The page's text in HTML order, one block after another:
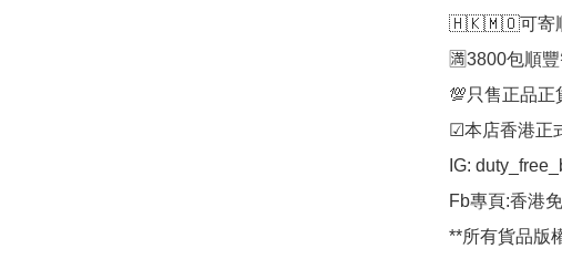
🇭🇰🇲🇴可寄
🈵3800包順
💯只售正品正
☑︎本店香港正
IG:
Fb專頁:香港
**所有貨品版